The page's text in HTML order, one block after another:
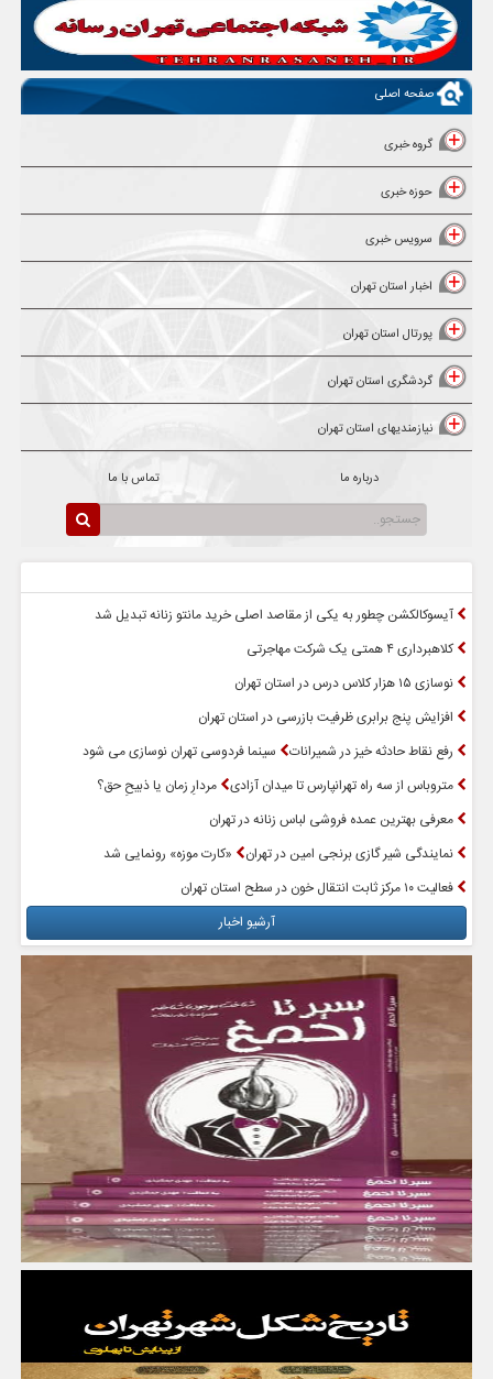
صفحه اصلی
گروه خبری
حوزه خبری
سرویس خبری
اخبار استان تهران
پورتال استان تهران
گردشگری استان تهران
نیازمندیهای استان تهران
درباره ما تماس با ما
آیسوکالکشن چطور به یکی از مقاصد اصلی خرید مانتو زنانه تبدیل شد
کلاهبرداری ۴ همتی یک شرکت مهاجرتی
نوسازی ۱۵ هزار کلاس درس در استان تهران
افزایش پنج برابری ظرفیت بازرسی در استان تهران
رفع نقاط حادثه خیز در شمیرانات
سینما فردوسی تهران نوسازی می شود
متروباس از سه راه تهرانپارس تا میدان آزادی مردارِ زمان یا ذبیحِ حق؟
معرفی بهترین عمده فروشی لباس زنانه در تهران
نمایندگی شیر گازی برنجی امین در تهران
«کارت موزه» رونمایی شد
فعالیت ۱۰ مرکز ثابت انتقال خون در سطح استان تهران
آرشیو اخبار